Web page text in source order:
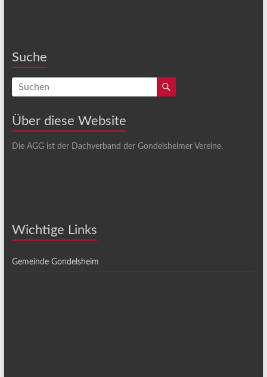
Suche
Über diese Website
Die AGG ist der Dachverband der Gondelsheimer Vereine.
Wichtige Links
Gemeinde Gondelsheim